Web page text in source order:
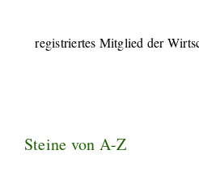
registriertes Mitglied der
Steine von A-Z